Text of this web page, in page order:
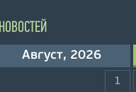
Август, 2026
1